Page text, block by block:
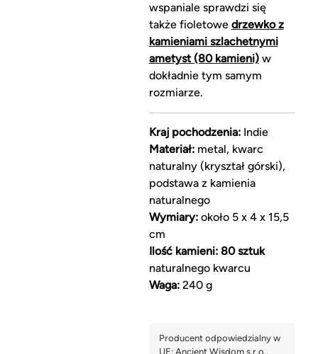
wspaniale sprawdzi się
także fioletowe drzewko z
kamieniami szlachetnymi
ametyst (80 kamieni)w
dokładnie tym samym
rozmiarze.
Kraj pochodzenia:Indie
Materiał:metal, kwarc
naturalny (kryształ górski),
podstawa z kamienia
naturalnego
Wymiary:około 5 x 4 x 15,5
cm
Ilość kamieni: 80 sztuk
naturalnego kwarcu
Waga:240 g